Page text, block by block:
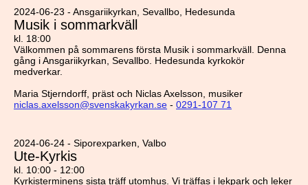
2024-06-23 - Ansgariikyrkan, Sevallbo, Hedesunda
Musik i sommarkväll
kl. 18:00
Välkommen på sommarens första Musik i sommarkväll. Denna
gång i Ansgariikyrkan, Sevallbo. Hedesunda kyrkokör
medverkar.
Maria Stjerndorff, präst och Niclas Axelsson, musiker
niclas.axelsson@svenskakyrkan.se - 0291-107 71
2024-06-24 - Siporexparken, Valbo
Ute-Kyrkis
kl. 10:00 - 12:00
Kyrkisterminens sista träff utomhus. Vi träffas i lekpark och leker